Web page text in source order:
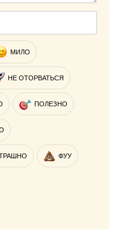
МИЛО
НЕ ОТОРВАТЬСЯ
ПОЛЕЗНО
ФУУ